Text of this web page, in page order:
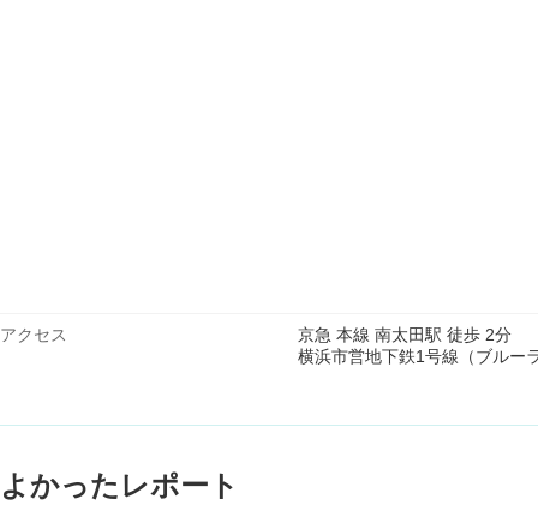
アクセス
京急 本線 南太田駅 徒歩 2分
横浜市営地下鉄1号線（ブルー
よかったレポート